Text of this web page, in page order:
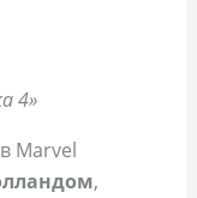
4»
Marvel
,